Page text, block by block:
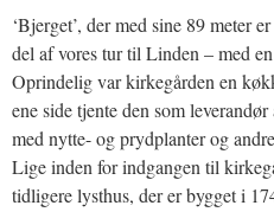
‘Bjerget’, der med sine 89 meter
del af vores tur til Linden – med
Oprindelig var kirkegården en
ene side tjente den som
med nytte- og prydplanter og
Lige inden for indgangen til
tidligere lysthus, der er bygget i